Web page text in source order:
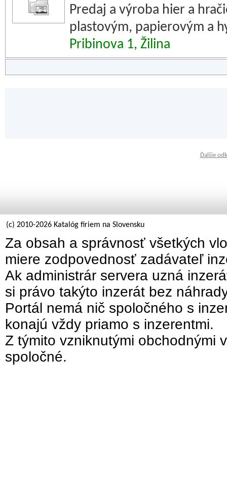
Predaj a výroba hier a
plastovým, papierovým a
Pribinova 1, Žilina
Ďalšie
(c) 2010-2026 Katalóg firiem na Slovensku
Za obsah a správnosť všetkých
miere zodpovednosť zadávateľ
Ak administrár servera uzná
si právo takýto inzerát bez
Portál nemá nič spoločného s
konajú vždy priamo s inzerentmi.
Z týmito vzniknutými obchodnými
spoločné.